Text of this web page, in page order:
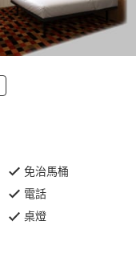
免治馬桶
電話
桌燈